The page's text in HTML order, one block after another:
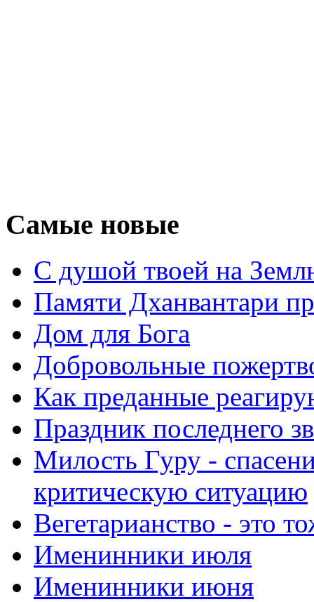
Самые новые
С душой твоей на
Памяти Дханвантари
Дом для Бога
Добровольные
Как преданные
Праздник последнего
Милость Гуру -
критическую ситуацию
Вегетарианство - это
Именинники июля
Именинники июня